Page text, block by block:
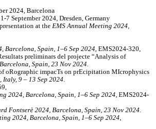
2024, Barcelona
September 2024, Dresden, Germany
at the EMS Annual Meeting 2024,
Barcelona, Spain, 1–6 Sep 2024, EMS2024-320,
preliminars del projecte “Analysis of
Spain, 23 Nov 2024.
oRographic impacTs on prEcipitation MIcrophysics
Italy, 9 – 13 Sep 2024.
2024, Barcelona, Spain, 1–6 Sep 2024, EMS2024-
Fontserè 2024, Barcelona, Spain, 23 Nov 2024.
2024, Barcelona, Spain, 1–6 Sep 2024,